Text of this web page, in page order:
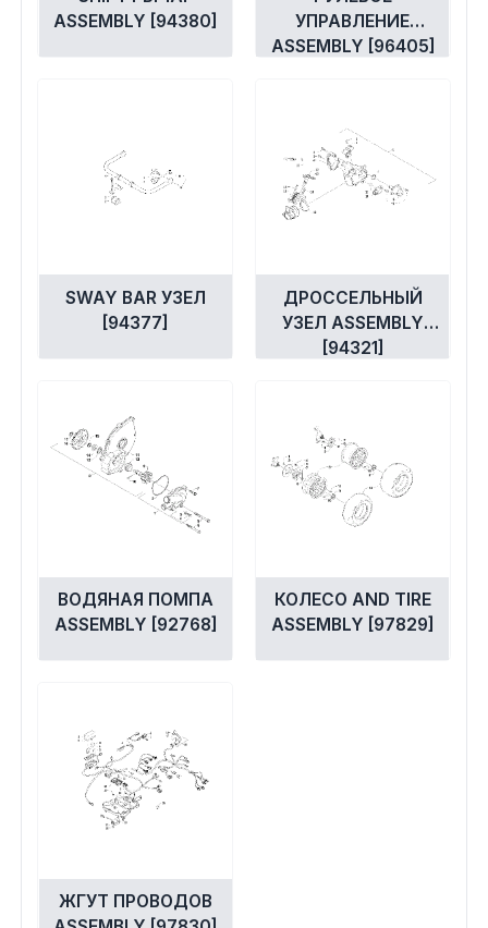
ASSEMBLY [94380]
УПРАВЛЕНИЕ
ASSEMBLY [96405]
SWAY BAR УЗЕЛ
[94377]
ДРОССЕЛЬНЫЙ
УЗЕЛ ASSEMBLY
[94321]
ВОДЯНАЯ ПОМПА
ASSEMBLY [92768]
КОЛЕСО AND TIRE
ASSEMBLY [97829]
ЖГУТ ПРОВОДОВ